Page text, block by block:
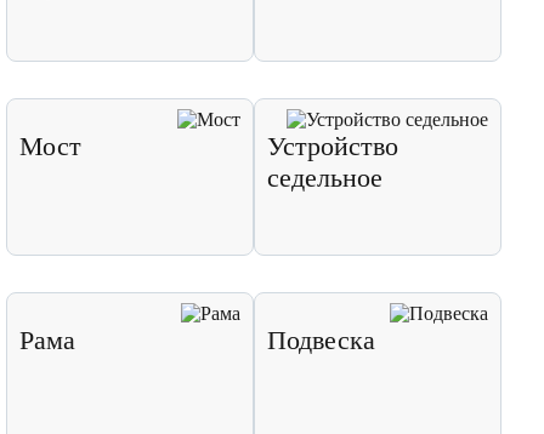
Мост
Устройство
седельное
Рама Подвеска